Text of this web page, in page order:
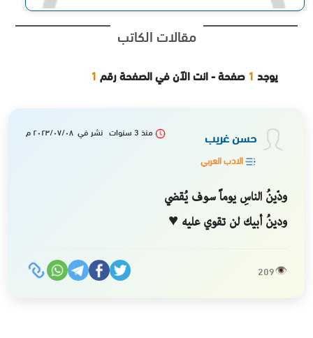
مقالات الكاتب
يوجد1 صفحة - انت الآن في الصفحة رقم1
حسن غريب
الادب العربي
منذ 3 سنوات نشر في ٢٠٢٣/٠٧/٠٨ م
ودّينُ الناسِ يوماً سوف يُقضي
ودينُ أبيك لن تقوي عليه ♥️
209